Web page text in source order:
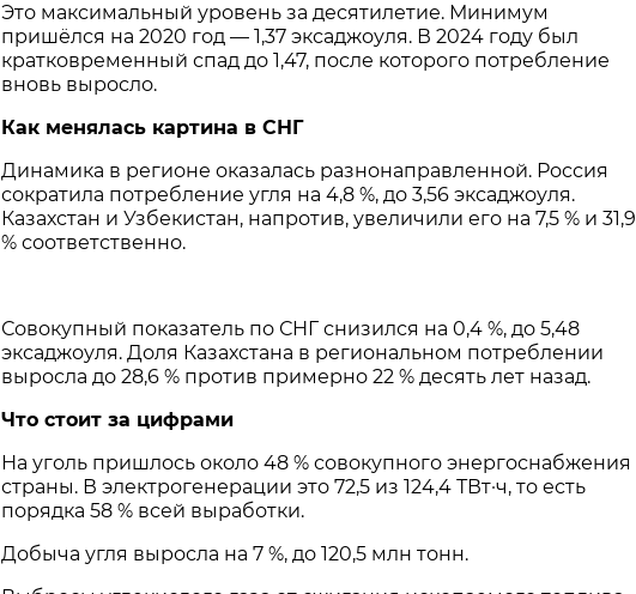
Это максимальный уровень за десятилетие. Минимум
пришёлся на 2020 год — 1,37 эксаджоуля. В 2024 году был
кратковременный спад до 1,47, после которого потребление
вновь выросло.
Как менялась картина в СНГ
Динамика в регионе оказалась разнонаправленной. Россия
сократила потребление угля на 4,8 %, до 3,56 эксаджоуля.
Казахстан и Узбекистан, напротив, увеличили его на 7,5 % и 31,9
% соответственно.
Совокупный показатель по СНГ снизился на 0,4 %, до 5,48
эксаджоуля. Доля Казахстана в региональном потреблении
выросла до 28,6 % против примерно 22 % десять лет назад.
Что стоит за цифрами
На уголь пришлось около 48 % совокупного энергоснабжения
страны. В электрогенерации это 72,5 из 124,4 ТВт·ч, то есть
порядка 58 % всей выработки.
Добыча угля выросла на 7 %, до 120,5 млн тонн.